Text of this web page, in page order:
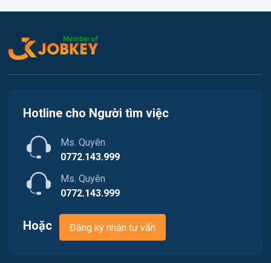
Lao Động Phổ Thông
Nhà hàng / Khách sạn
Nhân sự
Nông - Lâm - Thủy Sản
Việc làm Tiên Lãng
Việc làm Hòa Bình
Việc làm Nam Triệu
Việc làm Bạch Đằng
Việc làm Lê Ích Mộc
Hotline cho Người tìm việc
Ms. Quyên
0772.143.999
Ms. Quyên
0772.143.999
Hoặc Đăng ký nhận tư vấn